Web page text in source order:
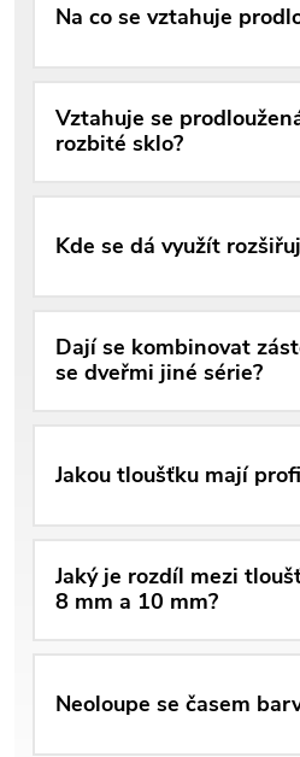
Na co se vztahuje
Vztahuje se
rozbité sklo?
Kde se dá využít
Dají se kombinovat
se dveřmi jiné série?
Jakou tloušťku mají
Jaký je rozdíl mezi
8 mm a 10 mm?
Neoloupe se časem